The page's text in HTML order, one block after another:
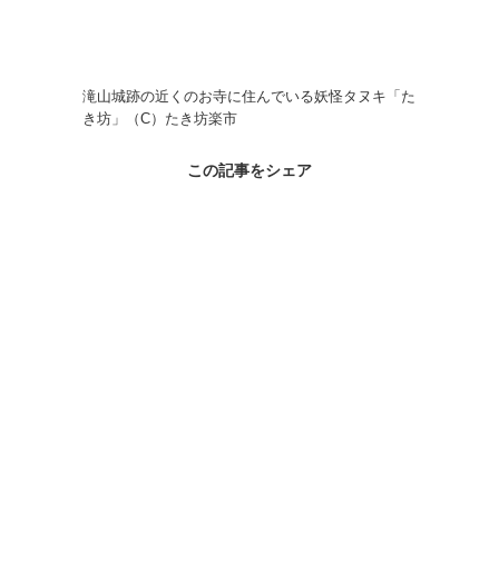
滝山城跡の近くのお寺に住んでいる妖怪タヌキ「た
き坊」（C）たき坊楽市
この記事をシェア